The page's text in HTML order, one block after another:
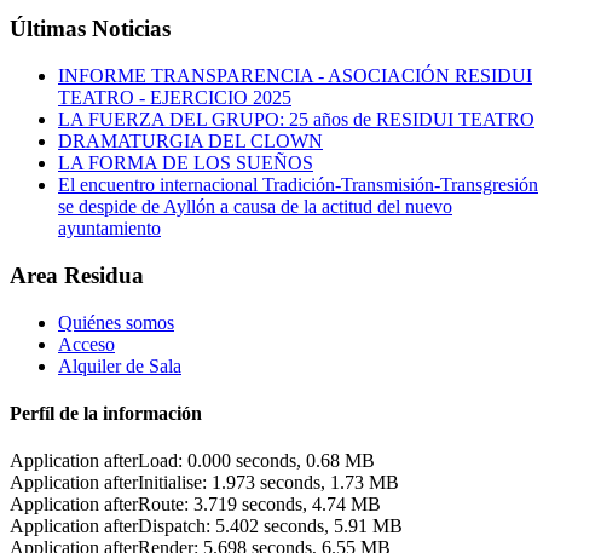
Últimas Noticias
INFORME TRANSPARENCIA - ASOCIACIÓN RESIDUI
TEATRO - EJERCICIO 2025
LA FUERZA DEL GRUPO: 25 años de RESIDUI TEATRO
DRAMATURGIA DEL CLOWN
LA FORMA DE LOS SUEÑOS
El encuentro internacional Tradición-Transmisión-Transgresión
se despide de Ayllón a causa de la actitud del nuevo
ayuntamiento
Area Residua
Quiénes somos
Acceso
Alquiler de Sala
Perfíl de la información
Application afterLoad: 0.000 seconds, 0.68 MB
Application afterInitialise: 1.973 seconds, 1.73 MB
Application afterRoute: 3.719 seconds, 4.74 MB
Application afterDispatch: 5.402 seconds, 5.91 MB
Application afterRender: 5.698 seconds, 6.55 MB